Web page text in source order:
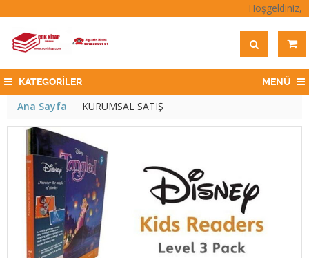
Hoşgeldiniz,
KATEGORİLER MENÜ
Ana Sayfa KURUMSAL SATIŞ